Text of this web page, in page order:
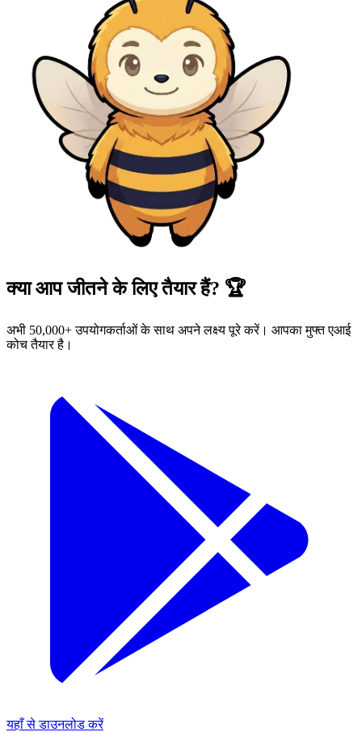
क्या आप जीतने के लिए तैयार हैं? 🏆
अभी 50,000+ उपयोगकर्ताओं के साथ अपने लक्ष्य पूरे करें। आपका मुफ्त एआई
कोच तैयार है।
यहाँ से डाउनलोड करें